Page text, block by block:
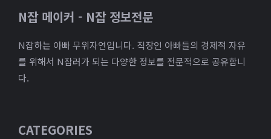
N잡 메이커 - N잡 정보전문
N잡하는 아빠 무위자연입니다. 직장인 아빠들의 경제적 자유
를 위해서 N잡러가 되는 다양한 정보를 전문적으로 공유합니
다.
CATEGORIES